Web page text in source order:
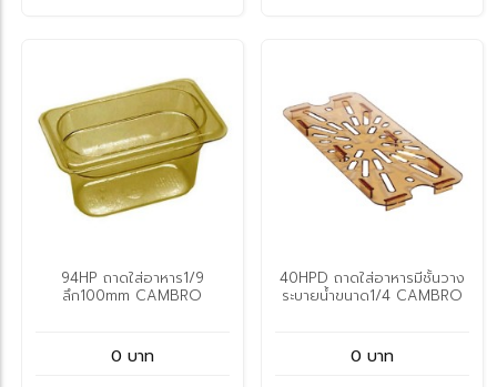
94HP ถาดใส่อาหาร1/9
ลึก100mm CAMBRO
0 บาท
40HPD ถาดใส่อาหารมีชั้นวาง
ระบายน้ำขนาด1/4 CAMBRO
0 บาท